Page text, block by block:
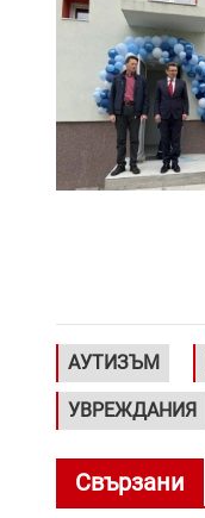
АУТИЗЪМ
УВРЕЖДАНИЯ
Свързани